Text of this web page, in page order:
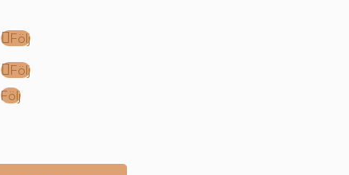
Följ
Följ
Följ